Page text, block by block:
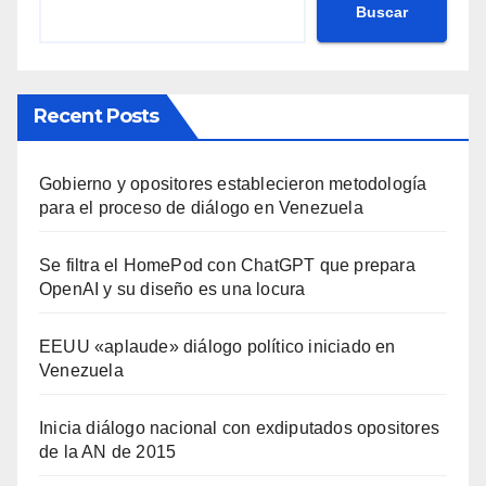
Buscar
Recent Posts
Gobierno y opositores establecieron metodología
para el proceso de diálogo en Venezuela
Se filtra el HomePod con ChatGPT que prepara
OpenAI y su diseño es una locura
EEUU «aplaude» diálogo político iniciado en
Venezuela
Inicia diálogo nacional con exdiputados opositores
de la AN de 2015